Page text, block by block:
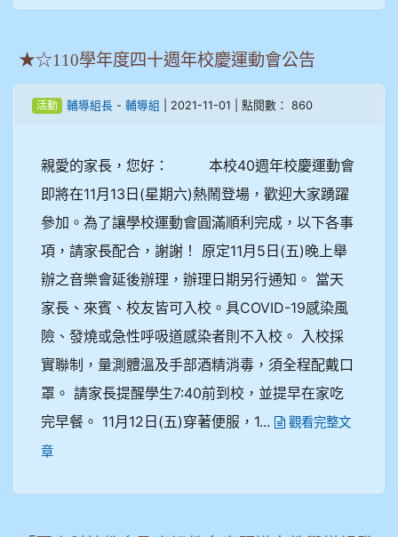
★☆110學年度四十週年校慶運動會公告
活動 輔導組長 - 輔導組 | 2021-11-01 | 點閱數： 860
親愛的家長，您好： 本校40週年校慶運動會
即將在11月13日(星期六)熱鬧登場，歡迎大家踴躍
參加。為了讓學校運動會圓滿順利完成，以下各事
項，請家長配合，謝謝！ 原定11月5日(五)晚上舉
辦之音樂會延後辦理，辦理日期另行通知。 當天
家長、來賓、校友皆可入校。具COVID-19感染風
險、發燒或急性呼吸道感染者則不入校。 入校採
實聯制，量測體溫及手部酒精消毒，須全程配戴口
罩。 請家長提醒學生7:40前到校，並提早在家吃
完早餐。 11月12日(五)穿著便服，1...
觀看完整文
章